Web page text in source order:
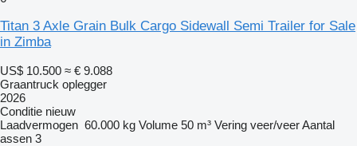
Titan 3 Axle Grain Bulk Cargo Sidewall Semi Trailer for Sale
in Zimba
US$ 10.500 ≈ € 9.088
Graantruck oplegger
2026
Conditie nieuw
Laadvermogen 60.000 kg Volume 50 m³ Vering veer/veerAantal
assen 3